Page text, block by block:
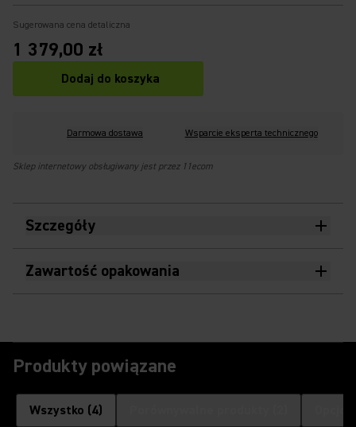
Sugerowana cena detaliczna
1 379,00 zł
Dodaj do koszyka
Darmowa dostawa Wsparcie eksperta technicznego
Sklep internetowy obsługiwany jest przez 11ecom
Szczegóły
Zawartość opakowania
Produkty powiązane
Wszystko (4)